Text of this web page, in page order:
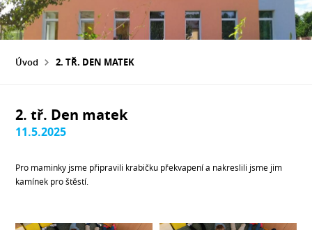
Úvod 2. TŘ. DEN MATEK
2. tř. Den matek
11.5.2025
Pro maminky jsme připravili krabičku překvapení a nakreslili jsme jim
kamínek pro štěstí.